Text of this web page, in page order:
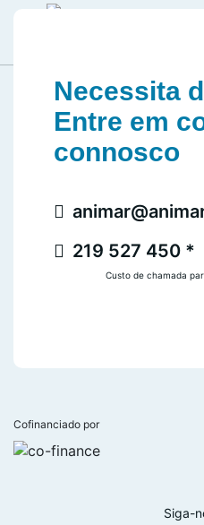
Necessita
Entre em
connosco
219 527 450 *
Custo de chamada
Cofinanciado por
Siga-